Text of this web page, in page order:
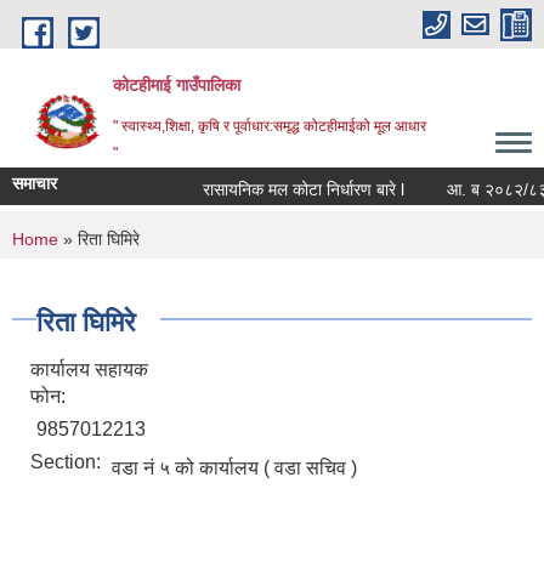
Skip to main content
कोटहीमाई गाउँपालिका
" स्वास्थ्य,शिक्षा, कृषि र पूर्वाधार:समृद्ध कोटहीमाईको मूल आधार
"
समाचार रासायनिक मल कोटा निर्धारण बारे l आ. ब २०८२/८३
You are here
Home » रिता घिमिरे
रिता घिमिरे
कार्यालय सहायक
फोन:
9857012213
Section: वडा नं ५ को कार्यालय ( वडा सचिव )